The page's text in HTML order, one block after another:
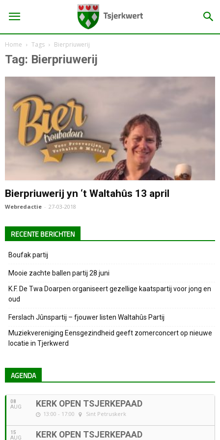
Home Tags Bierpriuwerij
Tag: Bierpriuwerij
Bierpriuwerij yn ‘t Waltahûs 13 april
Webredactie - 27-03-2018
RECENTE BERICHTEN
Boufak partij
Mooie zachte ballen partij 28 juni
K.F. De Twa Doarpen organiseert gezellige kaatspartij voor jong en
oud
Ferslach Jûnspartij – fjouwer listen Waltahûs Partij
Muziekvereniging Eensgezindheid geeft zomerconcert op nieuwe
locatie in Tjerkwerd
AGENDA
08
AUG KERK OPEN TSJERKEPAAD
13:00 - 17:00 Sint Petruskerk
15
AUG KERK OPEN TSJERKEPAAD